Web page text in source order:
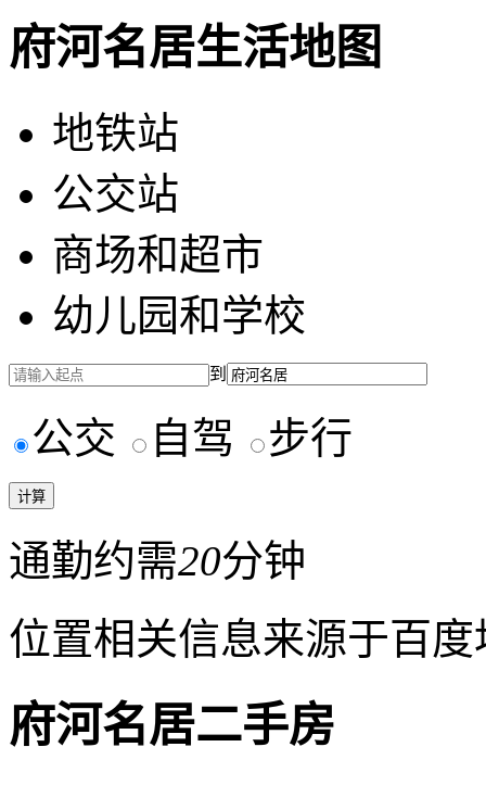
府河名居生活地图
地铁站
公交站
商场和超市
幼儿园和学校
到
公交 自驾 步行
通勤约需20分钟
位置相关信息来源于百
府河名居二手房